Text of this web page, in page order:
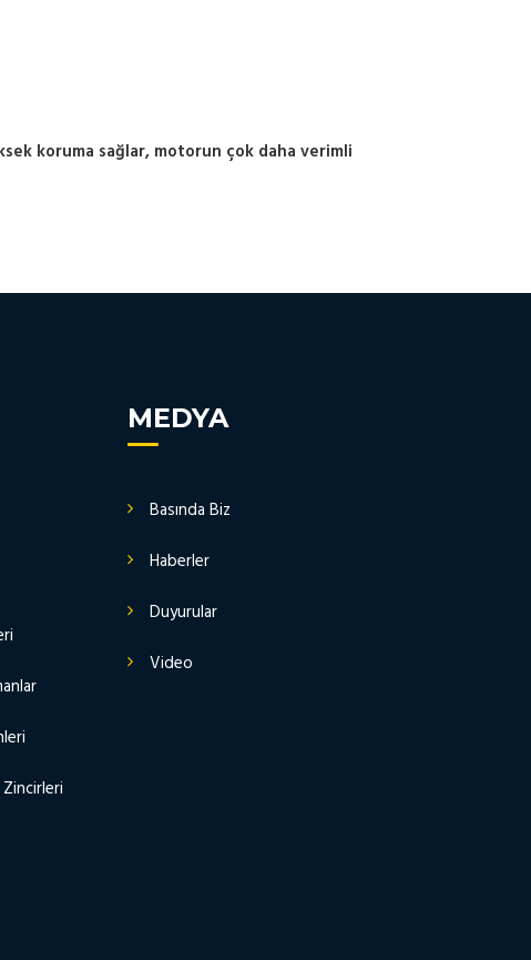
koruma sağlar, motorun çok daha verimli
MEDYA
Basında Biz
Haberler
Duyurular
Video